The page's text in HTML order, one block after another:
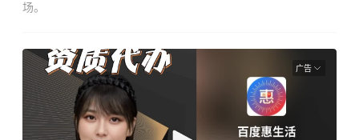
场。
广告